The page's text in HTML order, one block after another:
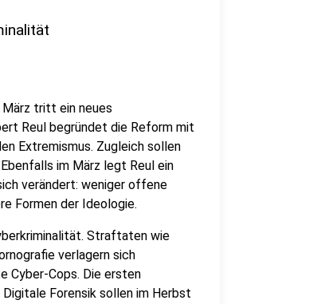
März tritt ein neues
Reul begründet die Reform mit
Extremismus. Zugleich sollen
im März legt Reul ein
verändert: weniger offene
Formen der Ideologie.
Straftaten wie
verlagern sich
Cyber-Cops. Die ersten
Forensik sollen im Herbst